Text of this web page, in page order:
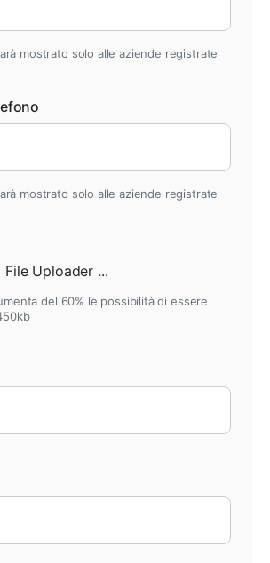
mostrato solo alle aziende registrate
mostrato solo alle aziende registrate
del 60% le possibilità di essere